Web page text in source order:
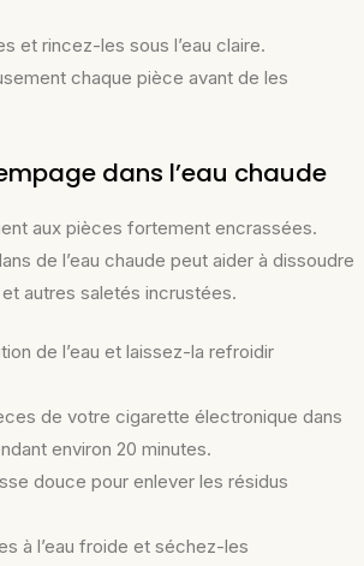
et rincez-les sous l’eau claire.
chaque pièce avant de les
dans l’eau chaude
aux pièces fortement encrassées.
de l’eau chaude peut aider à dissoudre
autres saletés incrustées.
de l’eau et laissez-la refroidir
de votre cigarette électronique dans
environ 20 minutes.
douce pour enlever les résidus
à l’eau froide et séchez-les